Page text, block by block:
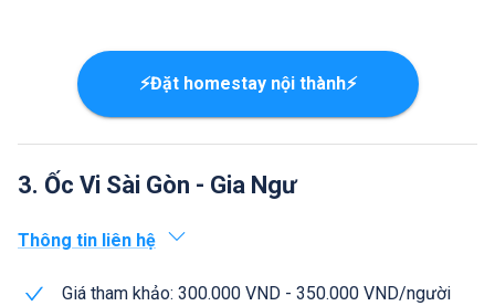
⚡Đặt homestay nội thành⚡
3. Ốc Vi Sài Gòn - Gia Ngư
Thông tin liên hệ
Giá tham khảo: 300.000 VND - 350.000 VND/người